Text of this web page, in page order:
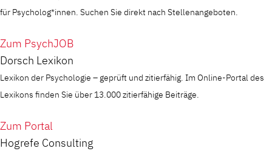
für Psycholog*innen. Suchen Sie direkt nach Stellenangeboten.
Zum PsychJOB
Dorsch Lexikon
Lexikon der Psychologie – geprüft und zitierfähig. Im Online-Portal des
Lexikons finden Sie über 13.000 zitierfähige Beiträge.
Zum Portal
Hogrefe Consulting